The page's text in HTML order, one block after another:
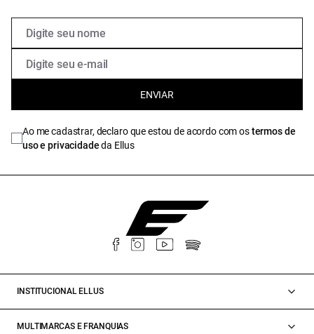
ENVIAR
Ao me cadastrar, declaro que estou de acordo com ostermos de
uso e privacidadeda Ellus
INSTITUCIONAL ELLUS
MULTIMARCAS E FRANQUIAS